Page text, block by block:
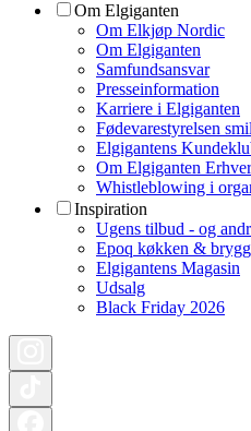
Om Elgiganten
Om Elkjøp Nordic
Om Elgiganten
Samfundsansvar
Presseinformation
Karriere i Elgiganten
Fødevarestyrelsen
Elgigantens
Om Elgiganten
Whistleblowing i
Inspiration
Ugens tilbud - og
Epoq køkken &
Elgigantens Magasin
Udsalg
Black Friday 2026